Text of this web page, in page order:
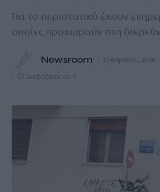
Για το περιστατικό έχουν
οποίες προχωρούν στη
Newsroom 27 Απριλίου, 2026
Διαβάζεται σε 1'